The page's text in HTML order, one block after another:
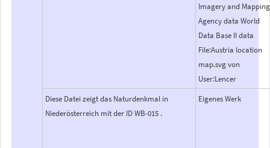
Imagery and Mapping
Agency data World
Data Base II data
File:Austria location
map.svg von
User:Lencer
Diese Datei zeigt das Naturdenkmal in
Niederösterreich mit der ID WB-015 .
Eigenes Werk